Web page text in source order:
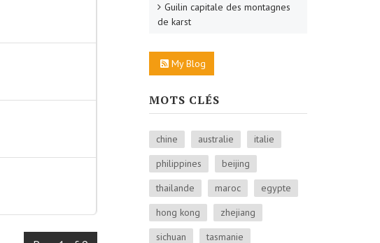
Guilin capitale des montagnes
de karst
My Blog
MOTS CLÉS
chine australie
italie
philippines
beijing
thailande
maroc
egypte
hong kong
zhejiang
sichuan
tasmanie